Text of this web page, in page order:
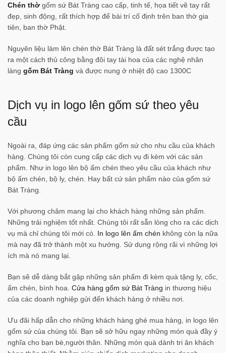
Chén thờ gốm sứ Bát Tràng cao cấp, tinh tế, họa tiết vẽ tay rất
đẹp, sinh động, rất thích hợp để bài trí cố định trên ban thờ gia
tiên, ban thờ Phật.
Nguyên liệu làm lên chén thờ Bát Tràng là đất sét trắng được tạo
ra một cách thủ công bằng đôi tay tài hoa của các nghệ nhân
làng gốm Bát Tràng và được nung ở nhiệt độ cao 1300C
Dịch vụ in logo lên gốm sứ theo yêu
cầu
Ngoài ra, đáp ứng các sản phẩm gốm sứ cho nhu cầu của khách
hàng. Chúng tôi còn cung cấp các dịch vụ đi kèm với các sản
phẩm. Như in logo lên bộ ấm chén theo yêu cầu của khách như
bộ ấm chén, bộ ly, chén. Hay bất cứ sản phẩm nào của gốm sứ
Bát Tràng.
Với phương châm mang lại cho khách hàng những sản phẩm.
Những trải nghiệm tốt nhất. Chúng tôi rất sẵn lòng cho ra các dịch
vụ mà chỉ chúng tôi mới có. In logo lên ấm chén không còn lạ nữa
mà nay đã trở thành một xu hướng. Sử dụng rộng rãi vì những lợi
ích mà nó mang lại.
Bạn sẽ dễ dàng bắt gặp những sản phẩm đi kèm quà tặng ly, cốc,
ấm chén, bình hoa. Cửa hàng gốm sứ Bát Tràng in thương hiệu
của các doanh nghiệp gửi đến khách hàng ở nhiều nơi.
Ưu đãi hấp dẫn cho những khách hàng ghé mua hàng, in logo lên
gốm sứ của chúng tôi. Bạn sẽ sở hữu ngay những món quà đầy ý
nghĩa cho bạn bè,người thân. Những món quà dành tri ân khách